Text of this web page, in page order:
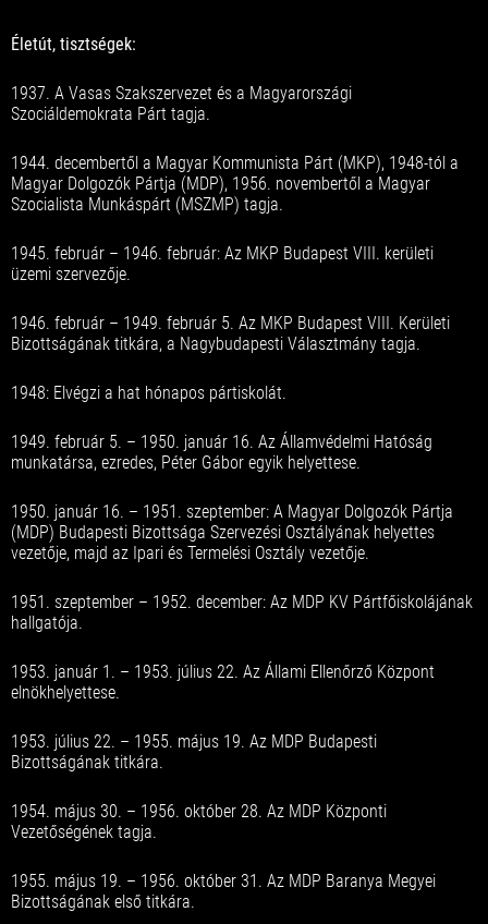
Életút, tisztségek:
1937. A Vasas Szakszervezet és a Magyarországi
Szociáldemokrata Párt tagja.
1944. decembertől a Magyar Kommunista Párt (MKP), 1948-tól a
Magyar Dolgozók Pártja (MDP), 1956. novembertől a Magyar
Szocialista Munkáspárt (MSZMP) tagja.
1945. február – 1946. február: Az MKP Budapest VIII. kerületi
üzemi szervezője.
1946. február – 1949. február 5. Az MKP Budapest VIII. Kerületi
Bizottságának titkára, a Nagybudapesti Választmány tagja.
1948: Elvégzi a hat hónapos pártiskolát.
1949. február 5. – 1950. január 16. Az Államvédelmi Hatóság
munkatársa, ezredes, Péter Gábor egyik helyettese.
1950. január 16. – 1951. szeptember: A Magyar Dolgozók Pártja
(MDP) Budapesti Bizottsága Szervezési Osztályának helyettes
vezetője, majd az Ipari és Termelési Osztály vezetője.
1951. szeptember – 1952. december: Az MDP KV Pártfőiskolájának
hallgatója.
1953. január 1. – 1953. július 22. Az Állami Ellenőrző Központ
elnökhelyettese.
1953. július 22. – 1955. május 19. Az MDP Budapesti
Bizottságának titkára.
1954. május 30. – 1956. október 28. Az MDP Központi
Vezetőségének tagja.
1955. május 19. – 1956. október 31. Az MDP Baranya Megyei
Bizottságának első titkára.